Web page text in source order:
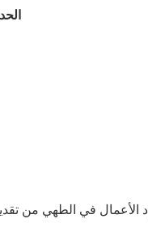
الأعمال في الطهي من